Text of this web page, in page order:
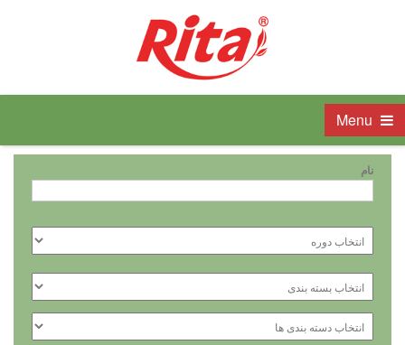
نام